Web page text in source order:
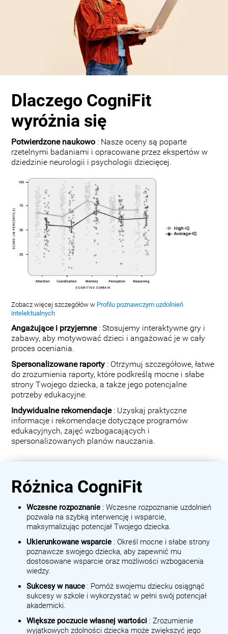
Dlaczego CogniFit
wyróżnia się
Potwierdzone naukowo : Nasze oceny są poparte
rzetelnymi badaniami i opracowane przez ekspertów w
dziedzinie neurologii i psychologii dziecięcej.
Zobacz więcej szczegółów w Profilu poznawczym uzdolnień
intelektualnych
Angażujące i przyjemne: Stosujemy interaktywne gry i
zabawy, aby motywować dzieci i angażować je w cały
proces oceniania.
Spersonalizowane raporty : Otrzymuj szczegółowe, łatwe
do zrozumienia raporty, które podkreślą mocne i słabe
strony Twojego dziecka, a także jego potencjalne
potrzeby edukacyjne.
Indywidualne rekomendacje: Uzyskaj praktyczne
informacje i rekomendacje dotyczące programów
edukacyjnych, zajęć wzbogacających i
spersonalizowanych planów nauczania.
Różnica CogniFit
Wczesne rozpoznanie : Wczesne rozpoznanie uzdolnień
pozwala na szybką interwencję i wsparcie,
maksymalizując potencjał Twojego dziecka.
Ukierunkowane wsparcie : Określ mocne i słabe strony
poznawcze swojego dziecka, aby zapewnić mu
dostosowane wsparcie oraz możliwości wzbogacenia
wiedzy.
Sukcesy w nauce : Pomóż swojemu dziecku osiągnąć
sukcesy w szkole i wykorzystać w pełni swój potencjał
akademicki.
Większe poczucie własnej wartości : Zrozumienie
wyjątkowych zdolności dziecka może zwiększyć jego